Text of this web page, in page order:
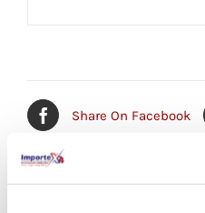
Share On Facebook
Pin This Product